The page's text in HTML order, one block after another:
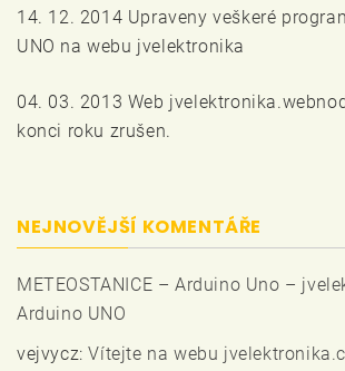
14. 12. 2014 Upraveny veškeré
UNO na webu jvelektronika
04. 03. 2013 Web
konci roku zrušen.
NEJNOVĚJŠÍ KOMENTÁŘE
METEOSTANICE – Arduino Uno –
Arduino UNO
vejvycz:Vítejte na webu